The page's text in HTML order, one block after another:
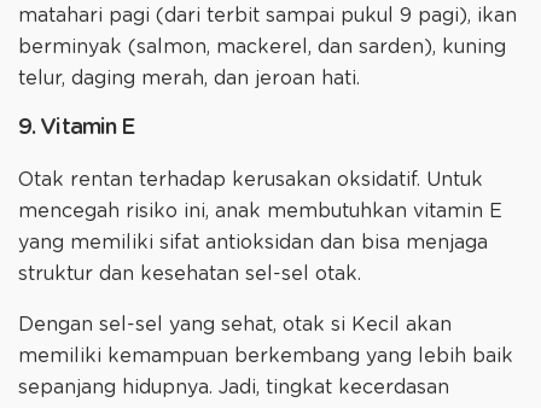
matahari pagi (dari terbit sampai pukul 9 pagi), ikan
berminyak (salmon, mackerel, dan sarden), kuning
telur, daging merah, dan jeroan hati.
9. Vitamin E
Otak rentan terhadap kerusakan oksidatif. Untuk
mencegah risiko ini, anak membutuhkan vitamin E
yang memiliki sifat antioksidan dan bisa menjaga
struktur dan kesehatan sel-sel otak.
Dengan sel-sel yang sehat, otak si Kecil akan
memiliki kemampuan berkembang yang lebih baik
sepanjang hidupnya. Jadi, tingkat kecerdasan